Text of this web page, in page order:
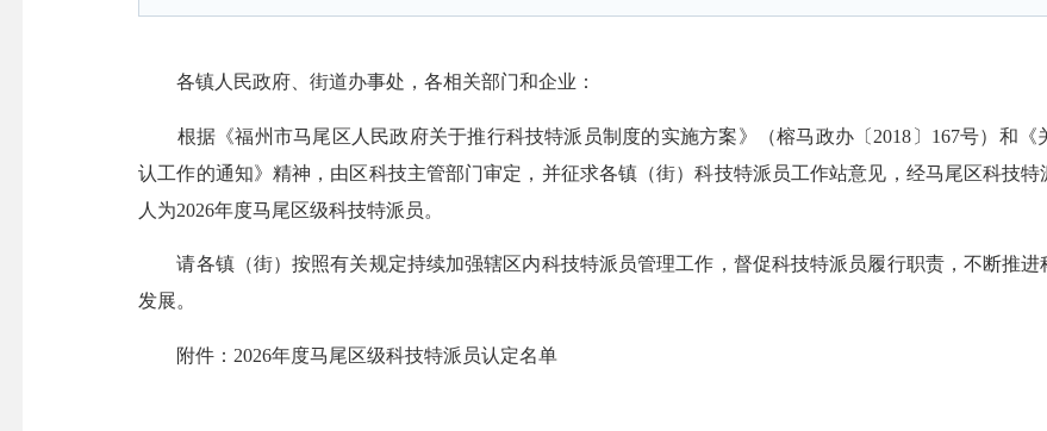
各镇人民政府、街道办事处，各相关部门和企业：
根据《福州市马尾区人民政府关于推行科技特派员制度的实施方案》（榕马政办〔2018〕167号）和《
认工作的通知》精神，由区科技主管部门审定，并征求各镇（街）科技特派员工作站意见，经马尾区科技
人为2026年度马尾区级科技特派员。
请各镇（街）按照有关规定持续加强辖区内科技特派员管理工作，督促科技特派员履行职责，不断推进
发展。
附件：2026年度马尾区级科技特派员认定名单